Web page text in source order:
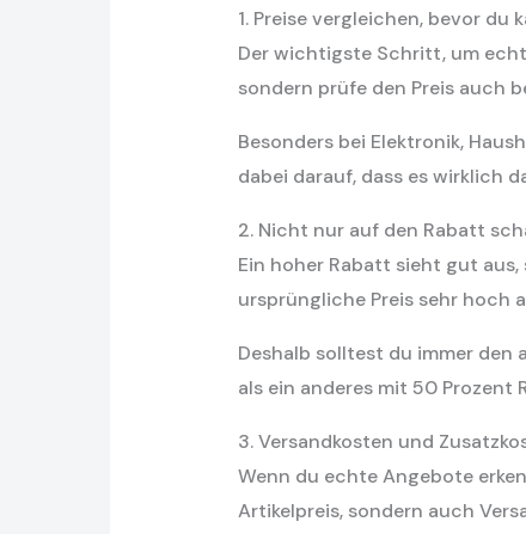
1. Preise vergleichen, bevor du
Der wichtigste Schritt, um
sondern prüfe den Preis auch
Besonders bei Elektronik,
dabei darauf, dass es wirklich
2. Nicht nur auf den Rabatt
Ein hoher Rabatt sieht gut
ursprüngliche Preis sehr hoch
Deshalb solltest du immer den
als ein anderes mit 50 Prozent
3. Versandkosten und
Wenn du echte Angebote
Artikelpreis, sondern auch